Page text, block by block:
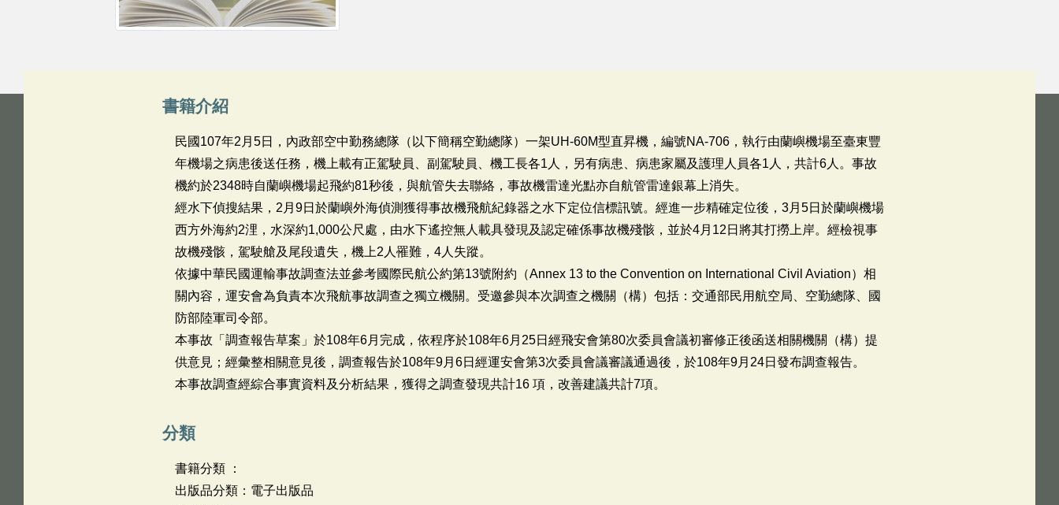
書籍介紹
民國107年2月5日，內政部空中勤務總隊（以下簡稱空勤總隊）一架UH-60M型直昇機，編號NA-706，執行由蘭嶼機場至臺東豐
年機場之病患後送任務，機上載有正駕駛員、副駕駛員、機工長各1人，另有病患、病患家屬及護理人員各1人，共計6人。事故
機約於2348時自蘭嶼機場起飛約81秒後，與航管失去聯絡，事故機雷達光點亦自航管雷達銀幕上消失。
經水下偵搜結果，2月9日於蘭嶼外海偵測獲得事故機飛航紀錄器之水下定位信標訊號。經進一步精確定位後，3月5日於蘭嶼機場
西方外海約2浬，水深約1,000公尺處，由水下遙控無人載具發現及認定確係事故機殘骸，並於4月12日將其打撈上岸。經檢視事
故機殘骸，駕駛艙及尾段遺失，機上2人罹難，4人失蹤。
依據中華民國運輸事故調查法並參考國際民航公約第13號附約（Annex 13 to the Convention on International Civil Aviation）相
關內容，運安會為負責本次飛航事故調查之獨立機關。受邀參與本次調查之機關（構）包括：交通部民用航空局、空勤總隊、國
防部陸軍司令部。
本事故「調查報告草案」於108年6月完成，依程序於108年6月25日經飛安會第80次委員會議初審修正後函送相關機關（構）提
供意見；經彙整相關意見後，調查報告於108年9月6日經運安會第3次委員會議審議通過後，於108年9月24日發布調查報告。
本事故調查經綜合事實資料及分析結果，獲得之調查發現共計16 項，改善建議共計7項。
分類
書籍分類 ：
出版品分類：電子出版品